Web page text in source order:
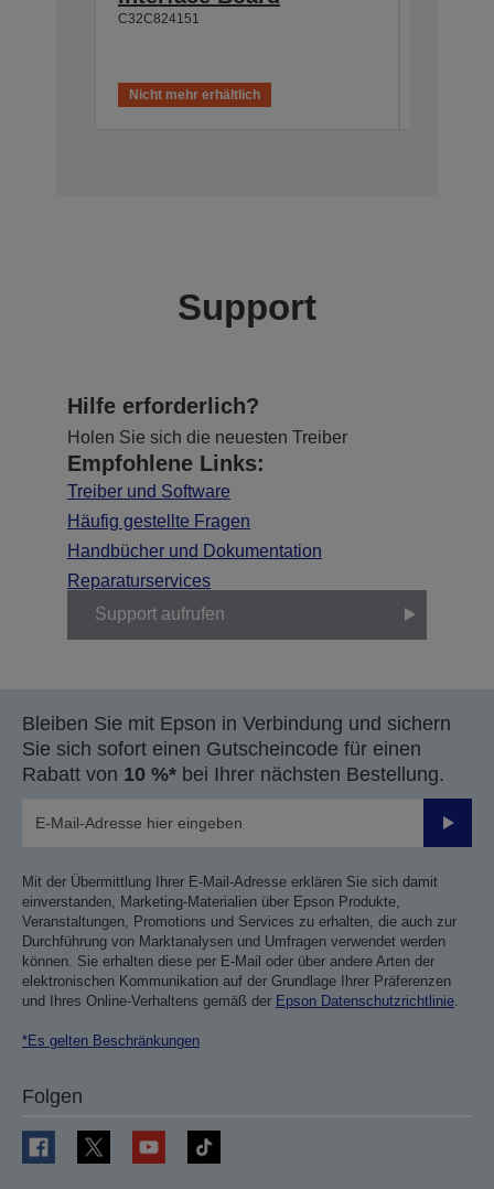
C32C824151
Nicht mehr erhältlich
Support
Hilfe erforderlich?
Holen Sie sich die neuesten Treiber
Empfohlene Links:
Treiber und Software
Häufig gestellte Fragen
Handbücher und Dokumentation
Reparaturservices
Support aufrufen
Bleiben Sie mit Epson in Verbindung und sichern
Sie sich sofort einen Gutscheincode für einen
Rabatt von 10 %* bei Ihrer nächsten Bestellung.
Mit der Übermittlung Ihrer E-Mail-Adresse erklären Sie sich damit
einverstanden, Marketing-Materialien über Epson Produkte,
Veranstaltungen, Promotions und Services zu erhalten, die auch zur
Durchführung von Marktanalysen und Umfragen verwendet werden
können. Sie erhalten diese per E-Mail oder über andere Arten der
elektronischen Kommunikation auf der Grundlage Ihrer Präferenzen
und Ihres Online-Verhaltens gemäß der Epson Datenschutzrichtlinie
*Es gelten Beschränkungen
Folgen